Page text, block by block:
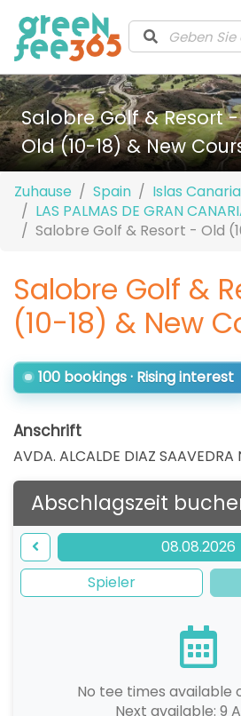
Salobre Golf & Resort -
Old (10-18) & New
Zuhause Spain
Islas
LAS PALMAS DE GRAN
Salobre Golf & Resort - Old
Salobre Golf &
(10-18) & New
100 bookings · Rising interest
Anschrift
AVDA. ALCALDE DIAZ SAAVEDRA
Abschlagszeit
08.08.2026
Spieler
No tee times available
Next available: 9